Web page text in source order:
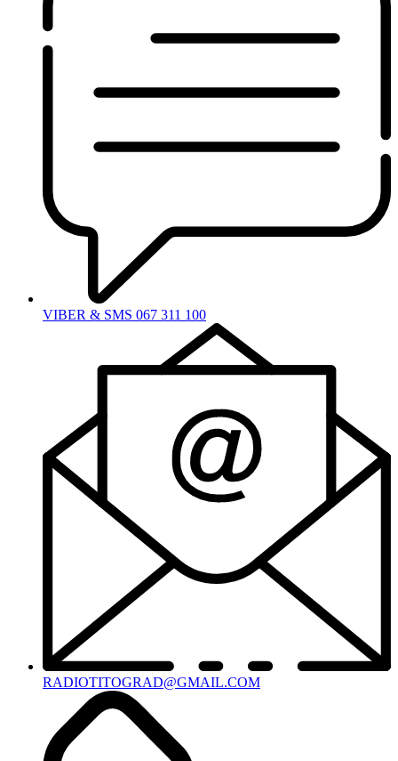
VIBER & SMS 067 311 100
RADIOTITOGRAD@GMAIL.COM